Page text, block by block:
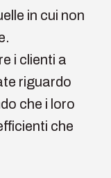
in cui non
i clienti a
riguardo
che i loro
che